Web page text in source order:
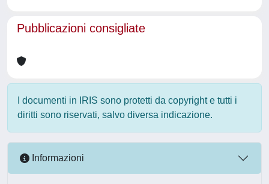
Pubblicazioni consigliate
I documenti in IRIS sono protetti da copyright e tutti i
diritti sono riservati, salvo diversa indicazione.
Informazioni